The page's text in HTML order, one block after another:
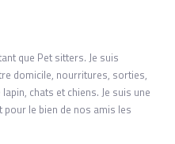
que Pet sitters. Je suis
domicile, nourritures, sorties,
chats et chiens. Je suis une
le bien de nos amis les